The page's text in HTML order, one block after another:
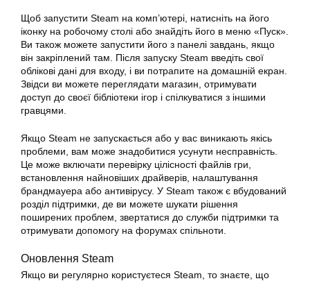
Щоб запустити Steam на комп’ютері, натисніть на його
іконку на робочому столі або знайдіть його в меню «Пуск».
Ви також можете запустити його з панелі завдань, якщо
він закріплений там. Після запуску Steam введіть свої
облікові дані для входу, і ви потрапите на домашній екран.
Звідси ви можете переглядати магазин, отримувати
доступ до своєї бібліотеки ігор і спілкуватися з іншими
гравцями.
Якщо Steam не запускається або у вас виникають якісь
проблеми, вам може знадобитися усунути несправність.
Це може включати перевірку цілісності файлів гри,
встановлення найновіших драйверів, налаштування
брандмауера або антивірусу. У Steam також є вбудований
розділ підтримки, де ви можете шукати рішення
поширених проблем, звертатися до служби підтримки та
отримувати допомогу на форумах спільноти.
Оновлення Steam
Якщо ви регулярно користуєтеся Steam, то знаєте, що